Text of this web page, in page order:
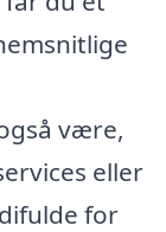
være,
eller
for